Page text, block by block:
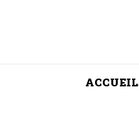
ACCUEIL